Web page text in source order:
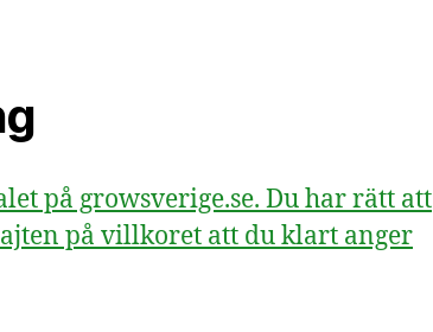
på growsverige.se. Du har rätt att
på villkoret att du klart anger